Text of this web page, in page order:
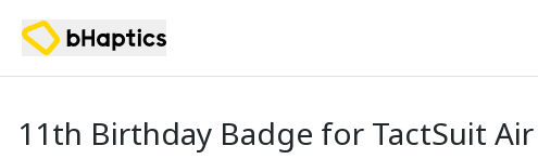
11th Birthday Badge for TactSuit Air